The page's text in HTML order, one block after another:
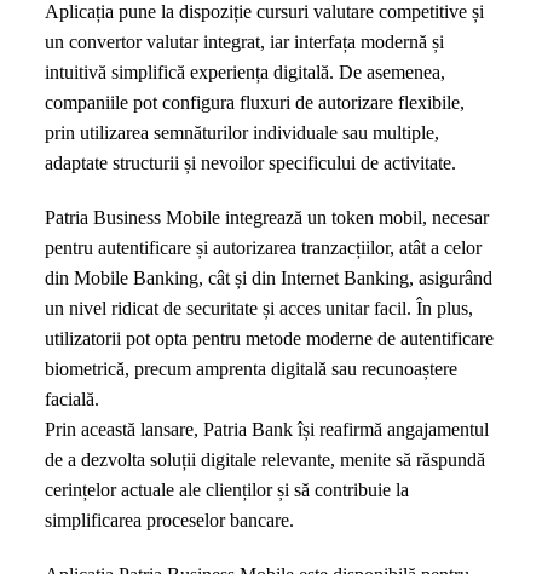
Aplicația pune la dispoziție cursuri valutare competitive și
un convertor valutar integrat, iar interfața modernă și
intuitivă simplifică experiența digitală. De asemenea,
companiile pot configura fluxuri de autorizare flexibile,
prin utilizarea semnăturilor individuale sau multiple,
adaptate structurii și nevoilor specificului de activitate.
Patria Business Mobile integrează un token mobil, necesar
pentru autentificare și autorizarea tranzacțiilor, atât a celor
din Mobile Banking, cât și din Internet Banking, asigurând
un nivel ridicat de securitate și acces unitar facil. În plus,
utilizatorii pot opta pentru metode moderne de autentificare
biometrică, precum amprenta digitală sau recunoaștere
facială.
Prin această lansare, Patria Bank își reafirmă angajamentul
de a dezvolta soluții digitale relevante, menite să răspundă
cerințelor actuale ale clienților și să contribuie la
simplificarea proceselor bancare.